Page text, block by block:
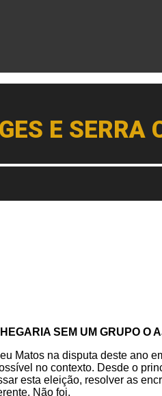
E SERRA
SEM UM GRUPO O
Matos na disputa deste ano
no contexto. Desde o
esta eleição, resolver as
Não foi.